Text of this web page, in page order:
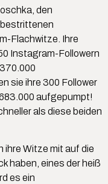
den
Flachwitze. Ihre
Instagram-Followern
sie ihre 300 Follower
aufgepumpt!
als diese beiden
ihre Witze mit auf die
haben, eines der heiß
es ein